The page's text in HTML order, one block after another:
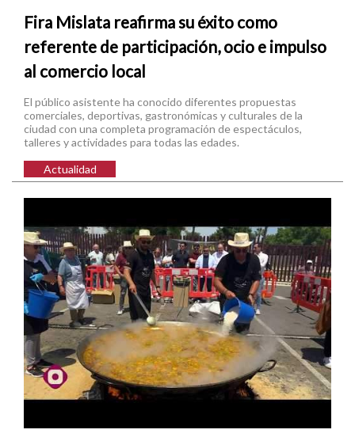
Fira Mislata reafirma su éxito como
referente de participación, ocio e impulso
al comercio local
El público asistente ha conocido diferentes propuestas
comerciales, deportivas, gastronómicas y culturales de la
ciudad con una completa programación de espectáculos,
talleres y actividades para todas las edades.
Actualidad